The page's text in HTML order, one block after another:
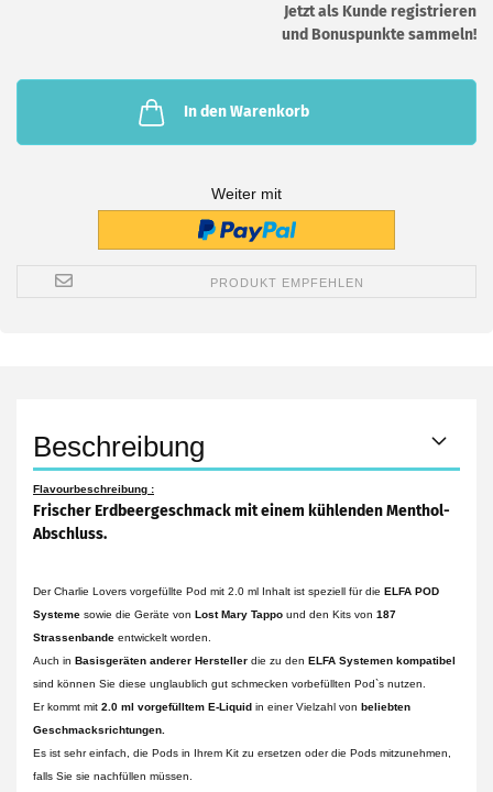
Jetzt als Kunde registrieren
und Bonuspunkte sammeln!
In den Warenkorb
Weiter mit
PRODUKT EMPFEHLEN
Beschreibung
Flavourbeschreibung :
Frischer Erdbeergeschmack mit einem kühlenden Menthol-
Abschluss.
Der Charlie Lovers vorgefüllte Pod mit 2.0 ml Inhalt ist speziell für die ELFA POD
Systeme sowie die Geräte von Lost Mary Tappo und den Kits von 187
Strassenbande entwickelt worden.
Auch in Basisgeräten anderer Hersteller die zu den ELFA Systemen kompatibel
sind können Sie diese unglaublich gut schmecken vorbefüllten Pod`s nutzen.
Er kommt mit 2.0 ml vorgefülltem E-Liquid in einer Vielzahl von beliebten
Geschmacksrichtungen.
Es ist sehr einfach, die Pods in Ihrem Kit zu ersetzen oder die Pods mitzunehmen,
falls Sie sie nachfüllen müssen.